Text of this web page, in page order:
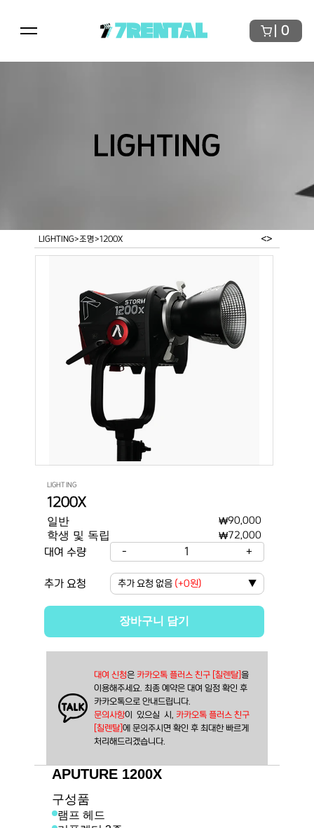
LIGHTING
<>
LIGHTING>조명>1200X
LIGHTING
1200X
일반 ₩90,000
학생 및 독립 ₩72,000
대여 수량 - 1 +
추가 요청 추가 요청 없음 (+0원) ▼
장바구니 담기
대여 신청은 카카오톡 플러스 친구 [칠렌탈] 을
이용해주세요. 최종 예약은 대여 일정 확인 후
카카오톡으로 안내드립니다.
문의사항이  있으실  시, 카카오톡 플러스 친구
[칠렌탈] 에 문의주시면 확인 후 최대한 빠르게
처리해드리겠습니다.
APUTURE 1200X
구성품
램프 헤드
7RENTAL 0